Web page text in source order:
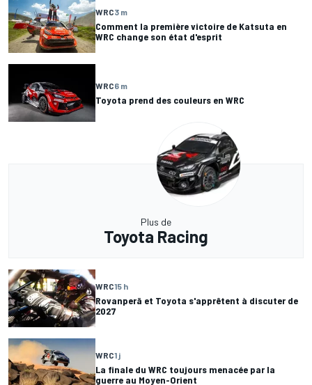
WRC3 m
Comment la première victoire de Katsuta en
WRC change son état d'esprit
WRC6 m
Toyota prend des couleurs en WRC
Plus de
Toyota Racing
WRC15 h
Rovanperä et Toyota s'apprêtent à discuter de
2027
WRC1 j
La finale du WRC toujours menacée par la
guerre au Moyen-Orient